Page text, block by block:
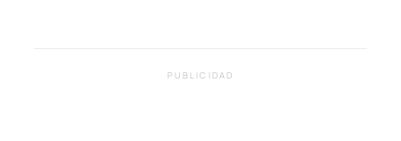
PUBLICIDAD